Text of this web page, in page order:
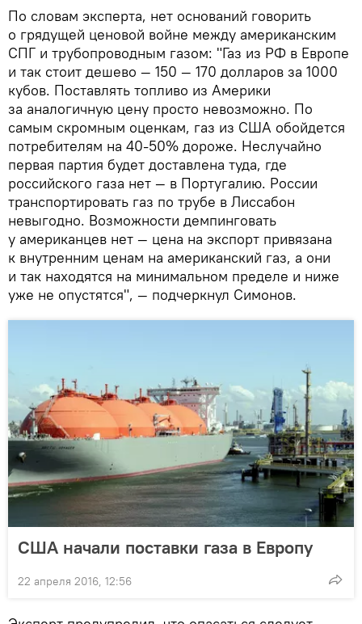
По словам эксперта, нет оснований говорить
о грядущей ценовой войне между американским
СПГ и трубопроводным газом: "Газ из РФ в Европе
и так стоит дешево — 150 — 170 долларов за 1000
кубов. Поставлять топливо из Америки
за аналогичную цену просто невозможно. По
самым скромным оценкам, газ из США обойдется
потребителям на 40-50% дороже. Неслучайно
первая партия будет доставлена туда, где
российского газа нет — в Португалию. России
транспортировать газ по трубе в Лиссабон
невыгодно. Возможности демпинговать
у американцев нет — цена на экспорт привязана
к внутренним ценам на американский газ, а они
и так находятся на минимальном пределе и ниже
уже не опустятся", — подчеркнул Симонов.
США начали поставки газа в Европу
22 апреля 2016, 12:56